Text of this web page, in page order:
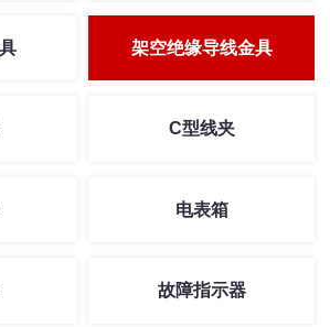
架空绝缘导线金具
C型线夹
电表箱
故障指示器